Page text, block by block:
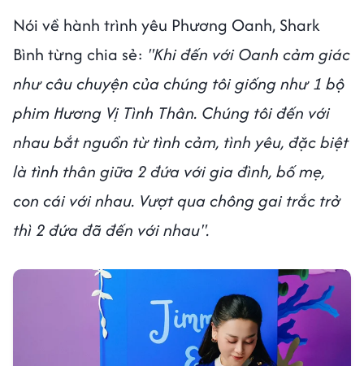
Nói về hành trình yêu Phương Oanh, Shark
Bình từng chia sẻ: "Khi đến với Oanh cảm giác
như câu chuyện của chúng tôi giống như 1 bộ
phim Hương Vị Tình Thân. Chúng tôi đến với
nhau bắt nguồn từ tình cảm, tình yêu, đặc biệt
là tình thân giữa 2 đứa với gia đình, bố mẹ,
con cái với nhau. Vượt qua chông gai trắc trở
thì 2 đứa đã đến với nhau".